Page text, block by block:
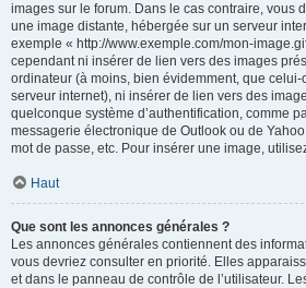
images sur le forum. Dans le cas contraire, vous
une image distante, hébergée sur un serveur
exemple « http://www.exemple.com/mon-
cependant ni insérer de lien vers des images
ordinateur (à moins, bien évidemment, que celui-
serveur internet), ni insérer de lien vers des
quelconque système d’authentification, comme
messagerie électronique de Outlook ou de
mot de passe, etc. Pour insérer une image,
Haut
Que sont les annonces générales ?
Les annonces générales contiennent des
vous devriez consulter en priorité. Elles
et dans le panneau de contrôle de l’utilisateur.